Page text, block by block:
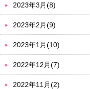
2023年3月(8)
2023年2月(9)
2023年1月(10)
2022年12月(7)
2022年11月(2)